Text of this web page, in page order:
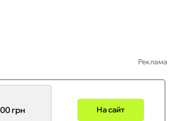
Реклама
грн На сайт